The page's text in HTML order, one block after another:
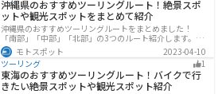
沖縄県のおすすめツーリングルート！絶景スポ
ットや観光スポットをまとめて紹介
沖縄県のおすすめツーリングルートをまとめました！
「南部」「中部」「北部」の3つのルート紹介します。美
しいビーチや歴史と文化に溢れたスポットが多数あり、
様々な楽しみ方ができます。バイクで沖縄県にツーリン
グに行く際は参考にしてください。
モトスポット
2023-04-10
ツーリング
1
東海のおすすめツーリングルート！バイクで行
きたい絶景スポットや観光スポット紹介